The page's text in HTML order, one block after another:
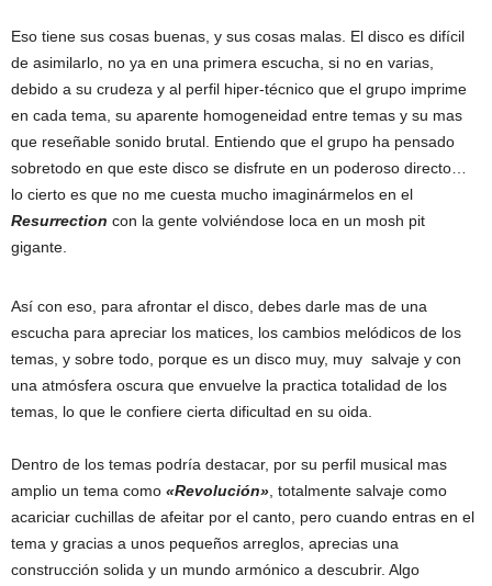
Eso tiene sus cosas buenas, y sus cosas malas. El disco es difícil
de asimilarlo, no ya en una primera escucha, si no en varias,
debido a su crudeza y al perfil hiper-técnico que el grupo imprime
en cada tema, su aparente homogeneidad entre temas y su mas
que reseñable sonido brutal. Entiendo que el grupo ha pensado
sobretodo en que este disco se disfrute en un poderoso directo…
lo cierto es que no me cuesta mucho imaginármelos en el
Resurrection con la gente volviéndose loca en un mosh pit
gigante.
Así con eso, para afrontar el disco, debes darle mas de una
escucha para apreciar los matices, los cambios melódicos de los
temas, y sobre todo, porque es un disco muy, muy salvaje y con
una atmósfera oscura que envuelve la practica totalidad de los
temas, lo que le confiere cierta dificultad en su oida.
Dentro de los temas podría destacar, por su perfil musical mas
amplio un tema como «Revolución» , totalmente salvaje como
acariciar cuchillas de afeitar por el canto, pero cuando entras en el
tema y gracias a unos pequeños arreglos, aprecias una
construcción solida y un mundo armónico a descubrir. Algo